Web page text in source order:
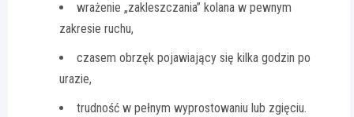
wrażenie „zakleszczania” kolana w pewnym
zakresie ruchu,
czasem obrzęk pojawiający się kilka godzin po
urazie,
trudność w pełnym wyprostowaniu lub zgięciu.